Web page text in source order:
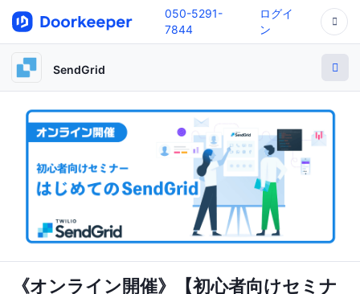
050-5291-
7844
ログイ
ン
SendGrid
《オンライン開催》【初心者向けセミナ